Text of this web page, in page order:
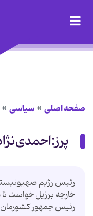
صفحه اصلی سیاسی
رئیس رژیم صهیونیستی
خارجه برزیل خواست تا
رئیس جمهور کشورمان